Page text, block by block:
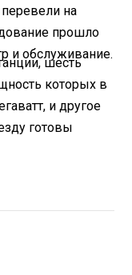
на
прошло
и обслуживание.
шесть
которых в
и другое
готовы